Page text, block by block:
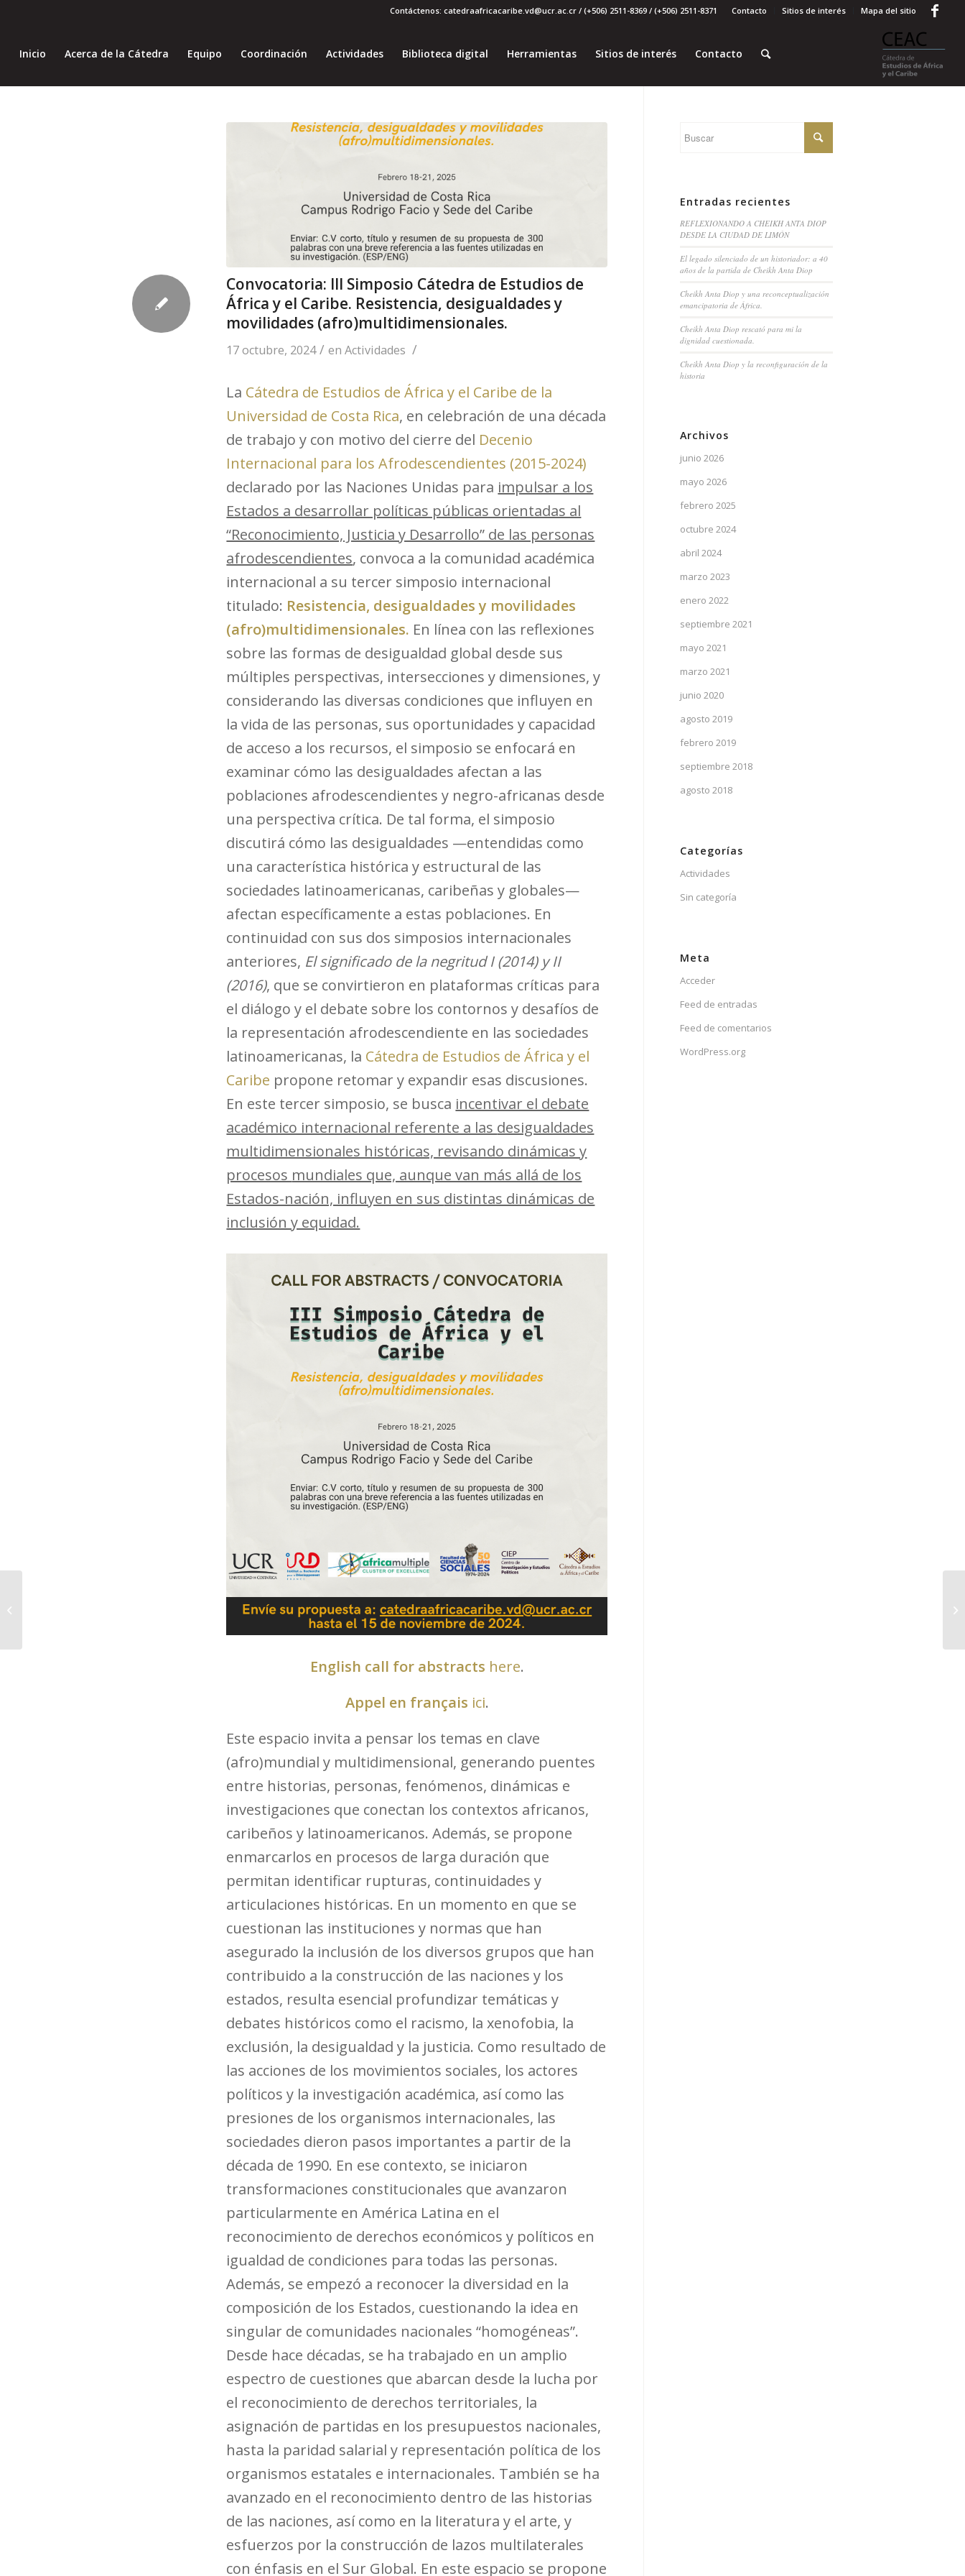
Contacto Sitios de interés Mapa del sitio
Contáctenos: catedraafricacaribe.vd@ucr.ac.cr / (+506) 2511-8369 / (+506) 2511-8371
Inicio Acerca de la Cátedra Equipo Coordinación Actividades Biblioteca digital Herramientas Sitios de interés Contacto
Convocatoria: III Simposio Cátedra de Estudios de
África y el Caribe. Resistencia, desigualdades y
movilidades (afro)multidimensionales.
17 octubre, 2024 / enActividades /
La Cátedra de Estudios de África y el Caribe de la
Universidad de Costa Rica, en celebración de una década
de trabajo y con motivo del cierre del Decenio
Internacional para los Afrodescendientes (2015-2024)
declarado por las Naciones Unidas para impulsar a los
Estados a desarrollar políticas públicas orientadas al
“Reconocimiento, Justicia y Desarrollo” de las personas
afrodescendientes, convoca a la comunidad académica
internacional a su tercer simposio internacional
titulado: Resistencia, desigualdades y movilidades
(afro)multidimensionales. En línea con las reflexiones
sobre las formas de desigualdad global desde sus
múltiples perspectivas, intersecciones y dimensiones, y
considerando las diversas condiciones que influyen en
la vida de las personas, sus oportunidades y capacidad
de acceso a los recursos, el simposio se enfocará en
examinar cómo las desigualdades afectan a las
poblaciones afrodescendientes y negro-africanas desde
una perspectiva crítica. De tal forma, el simposio
discutirá cómo las desigualdades —entendidas como
una característica histórica y estructural de las
sociedades latinoamericanas, caribeñas y globales—
afectan específicamente a estas poblaciones. En
continuidad con sus dos simposios internacionales
anteriores, El significado dela negritud I (2014) y II
(2016), que se convirtieron en plataformas críticas para
el diálogo y el debate sobre los contornos y desafíos de
la representación afrodescendiente en las sociedades
latinoamericanas, la Cátedra de Estudios de África y el
Caribe propone retomar y expandir esas discusiones.
En este tercer simposio, se busca incentivar el debate
académico internacional referente a las desigualdades
multidimensionales históricas, revisando dinámicas y
procesos mundiales que, aunque van más allá de los
Estados-nación, influyen en sus distintas dinámicas de
inclusión y equidad.
English call for abstracts here.
Appel en français ici.
Este espacio invita a pensar los temas en clave
(afro)mundial y multidimensional, generando puentes
entre historias, personas, fenómenos, dinámicas e
investigaciones que conectan los contextos africanos,
caribeños y latinoamericanos. Además, se propone
enmarcarlos en procesos de larga duración que
permitan identificar rupturas, continuidades y
articulaciones históricas. En un momento en que se
cuestionan las instituciones y normas que han
asegurado la inclusión de los diversos grupos que han
contribuido a la construcción de las naciones y los
estados, resulta esencial profundizar temáticas y
debates históricos como el racismo, la xenofobia, la
exclusión, la desigualdad y la justicia. Como resultado de
las acciones de los movimientos sociales, los actores
políticos y la investigación académica, así como las
presiones de los organismos internacionales, las
sociedades dieron pasos importantes a partir de la
década de 1990. En ese contexto, se iniciaron
transformaciones constitucionales que avanzaron
particularmente en América Latina en el
reconocimiento de derechos económicos y políticos en
igualdad de condiciones para todas las personas.
Además, se empezó a reconocer la diversidad en la
composición de los Estados, cuestionando la idea en
singular de comunidades nacionales “homogéneas”.
Desde hace décadas, se ha trabajado en un amplio
espectro de cuestiones que abarcan desde la lucha por
el reconocimiento de derechos territoriales, la
asignación de partidas en los presupuestos nacionales,
hasta la paridad salarial y representación política de los
organismos estatales e internacionales. También se ha
avanzado en el reconocimiento dentro de las historias
de las naciones, así como en la literatura y el arte, y
esfuerzos por la construcción de lazos multilaterales
con énfasis en el Sur Global. En este espacio se propone
Entradas recientes
REFLEXIONANDO A CHEIKH ANTA DIOP
DESDE LA CIUDAD DE LIMÓN
El legado silenciado de un historiador: a 40
años de la partida de Cheikh Anta Diop
Cheikh Anta Diop y una reconceptualización
emancipatoria de África.
Cheikh Anta Diop rescató para mi la
dignidad cuestionada.
Cheikh Anta Diop y la reconfiguración de la
historia
Archivos
junio 2026
mayo 2026
febrero 2025
octubre 2024
abril 2024
marzo 2023
enero 2022
septiembre 2021
mayo 2021
marzo 2021
junio 2020
agosto 2019
febrero 2019
septiembre 2018
agosto 2018
Categorías
Actividades
Sin categoría
Meta
Acceder
Feed de entradas
Feed de comentarios
WordPress.org